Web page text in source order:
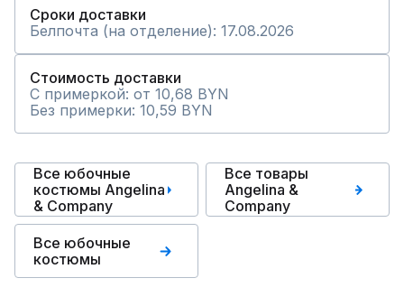
Сроки доставки
Белпочта (на отделение): 17.08.2026
Стоимость доставки
С примеркой: от 10,68 BYN
Без примерки: 10,59 BYN
Все юбочные
костюмы Angelina
& Сompany
Все товары
Angelina &
Сompany
Все юбочные
костюмы